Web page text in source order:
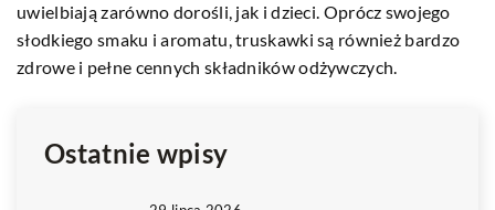
uwielbiają zarówno dorośli, jak i dzieci. Oprócz swojego
słodkiego smaku i aromatu, truskawki są również bardzo
zdrowe i pełne cennych składników odżywczych.
Ostatnie wpisy